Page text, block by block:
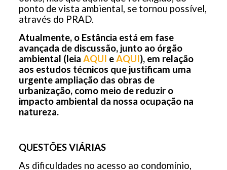
ponto de vista ambiental, se tornou possível,
através do PRAD.
Atualmente, o Estância está em fase
avançada de discussão, junto ao órgão
ambiental (leia AQUI eAQUI), em relação
aos estudos técnicos que justificam uma
urgente ampliação das obras de
urbanização, como meio de reduzir o
impacto ambiental da nossa ocupação na
natureza.
QUESTÕES VIÁRIAS
As dificuldades no acesso ao condomínio,